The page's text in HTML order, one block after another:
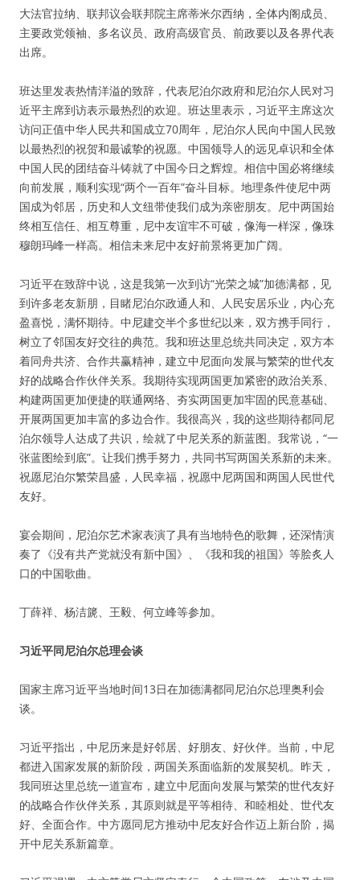
大法官拉纳、联邦议会联邦院主席蒂米尔西纳，全体内阁成员、
主要政党领袖、多名议员、政府高级官员、前政要以及各界代表
出席。
班达里发表热情洋溢的致辞，代表尼泊尔政府和尼泊尔人民对习
近平主席到访表示最热烈的欢迎。班达里表示，习近平主席这次
访问正值中华人民共和国成立70周年，尼泊尔人民向中国人民致
以最热烈的祝贺和最诚挚的祝愿。中国领导人的远见卓识和全体
中国人民的团结奋斗铸就了中国今日之辉煌。相信中国必将继续
向前发展，顺利实现“两个一百年”奋斗目标。地理条件使尼中两
国成为邻居，历史和人文纽带使我们成为亲密朋友。尼中两国始
终相互信任、相互尊重，尼中友谊牢不可破，像海一样深，像珠
穆朗玛峰一样高。相信未来尼中友好前景将更加广阔。
习近平在致辞中说，这是我第一次到访“光荣之城”加德满都，见
到许多老友新朋，目睹尼泊尔政通人和、人民安居乐业，内心充
盈喜悦，满怀期待。中尼建交半个多世纪以来，双方携手同行，
树立了邻国友好交往的典范。我和班达里总统共同决定，双方本
着同舟共济、合作共赢精神，建立中尼面向发展与繁荣的世代友
好的战略合作伙伴关系。我期待实现两国更加紧密的政治关系、
构建两国更加便捷的联通网络、夯实两国更加牢固的民意基础、
开展两国更加丰富的多边合作。我很高兴，我的这些期待都同尼
泊尔领导人达成了共识，绘就了中尼关系的新蓝图。我常说，“一
张蓝图绘到底”。让我们携手努力，共同书写两国关系新的未来。
祝愿尼泊尔繁荣昌盛，人民幸福，祝愿中尼两国和两国人民世代
友好。
宴会期间，尼泊尔艺术家表演了具有当地特色的歌舞，还深情演
奏了《没有共产党就没有新中国》、《我和我的祖国》等脍炙人
口的中国歌曲。
丁薛祥、杨洁篪、王毅、何立峰等参加。
习近平同尼泊尔总理会谈
国家主席习近平当地时间13日在加德满都同尼泊尔总理奥利会
谈。
习近平指出，中尼历来是好邻居、好朋友、好伙伴。当前，中尼
都进入国家发展的新阶段，两国关系面临新的发展契机。昨天，
我同班达里总统一道宣布，建立中尼面向发展与繁荣的世代友好
的战略合作伙伴关系，其原则就是平等相待、和睦相处、世代友
好、全面合作。中方愿同尼方推动中尼友好合作迈上新台阶，揭
开中尼关系新篇章。